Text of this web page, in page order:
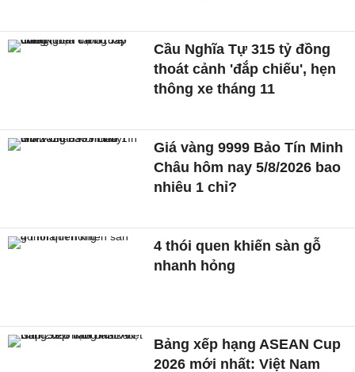
Cầu Nghĩa Tự 315 tỷ đồng
thoát cảnh 'đắp chiếu', hẹn
thông xe tháng 11
Giá vàng 9999 Bảo Tín Minh
Châu hôm nay 5/8/2026 bao
nhiêu 1 chỉ?
4 thói quen khiến sàn gỗ
nhanh hỏng
Bảng xếp hạng ASEAN Cup
2026 mới nhất: Việt Nam